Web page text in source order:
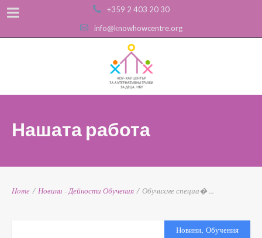
+359 2 403 20 30
info@knowhowcentre.org
Нашата работа
Home / Новини - Дейности Обучения / Обучихме специа� ...
Новини, Обучения